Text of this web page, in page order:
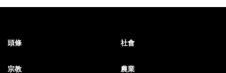
頭條 社會
宗教 農業